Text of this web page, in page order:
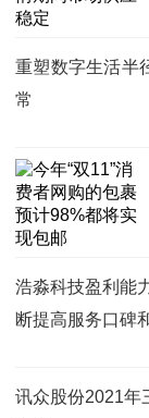
重塑数字生活半
常
浩淼科技盈利能
断提高服务口碑
讯众股份2021年